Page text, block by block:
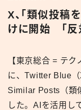
新着
namiten.jp
X、「類似投稿
けに開始 「反
【東京総合 = テ
に、Twitter Blue
Similar Posts（類
した。AIを活用し